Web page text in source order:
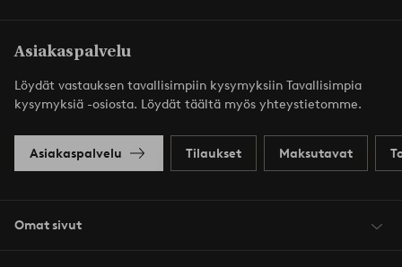
Asiakaspalvelu
Löydät vastauksen tavallisimpiin kysymyksiin Tavallisimpia
kysymyksiä -osiosta. Löydät täältä myös yhteystietomme.
Asiakaspalvelu Tilaukset Maksutavat
Omat sivut